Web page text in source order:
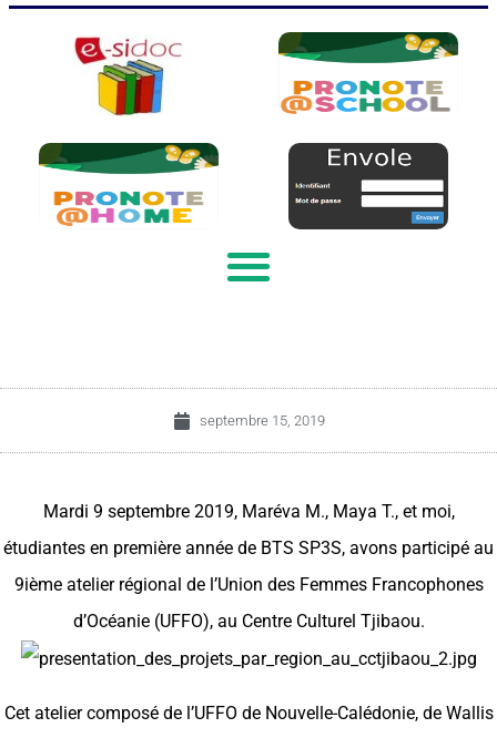
septembre 15, 2019
Mardi 9 septembre 2019, Maréva M., Maya T., et moi,
étudiantes en première année de BTS SP3S, avons participé au
9ième atelier régional de l’Union des Femmes Francophones
d’Océanie (UFFO), au Centre Culturel Tjibaou.
Cet atelier composé de l’UFFO de Nouvelle-Calédonie, de Wallis